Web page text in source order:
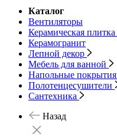
Каталог
Вентиляторы
Керамическая плитка
Керамогранит
Лепной декор
Мебель для ванной
Напольные покрытия
Полотенцесушители
Сантехника
Назад